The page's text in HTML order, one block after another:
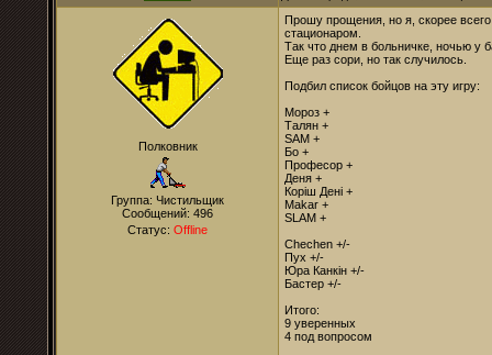
Полковник
Группа: Чистильщик
Сообщений: 496
Статус: Offline
Прошу прощения, но я, скорее
стационаром.
Так что днем в больничке, ночью у
Еще раз сори, но так случилось.
Подбил список бойцов на эту игру:
Мороз +
Талян +
SAM +
Бо +
Професор +
Деня +
Коріш Дені +
Makar +
SLAM +
Chechen +/-
Пух +/-
Юра Канкін +/-
Бастер +/-
Итого:
9 уверенных
4 под вопросом